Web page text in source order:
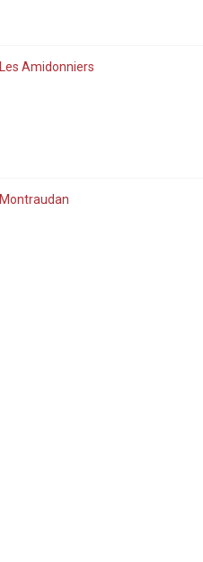
Les Amidonniers
Montraudan